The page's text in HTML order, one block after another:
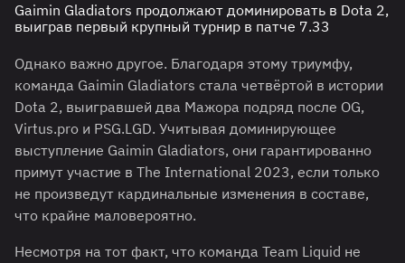
Gaimin Gladiators продолжают доминировать в Dota 2,
выиграв первый крупный турнир в патче 7.33
Однако важно другое. Благодаря этому триумфу,
команда Gaimin Gladiators стала четвёртой в истории
Dota 2, выигравшей два Мажора подряд после OG,
Virtus.pro и PSG.LGD. Учитывая доминирующее
выступление Gaimin Gladiators, они гарантированно
примут участие в The International 2023, если только
не произведут кардинальные изменения в составе,
что крайне маловероятно.
Несмотря на тот факт, что команда Team Liquid не